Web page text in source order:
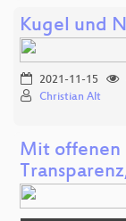
Kugel und
2021-11-15
Christian Alt
Mit offenen